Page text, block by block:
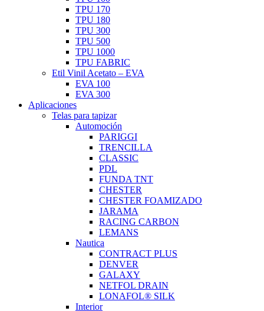
TPU 170
TPU 180
TPU 300
TPU 500
TPU 1000
TPU FABRIC
Etil Vinil Acetato – EVA
EVA 100
EVA 300
Aplicaciones
Telas para tapizar
Automoción
PARIGGI
TRENCILLA
CLASSIC
PDL
FUNDA TNT
CHESTER
CHESTER FOAMIZADO
JARAMA
RACING CARBON
LEMANS
Nautica
CONTRACT PLUS
DENVER
GALAXY
NETFOL DRAIN
LONAFOL® SILK
Interior